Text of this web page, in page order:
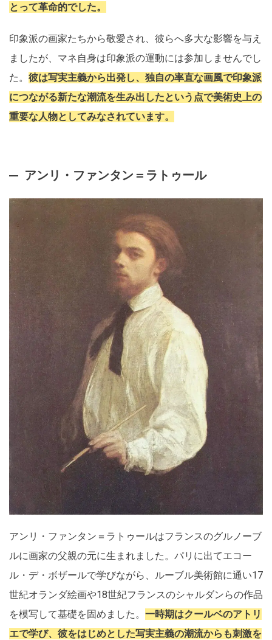
とって革命的でした。
印象派の画家たちから敬愛され、彼らへ多大な影響を与え
ましたが、マネ自身は印象派の運動には参加しませんでし
た。 彼は写実主義から出発し、独自の率直な画風で印象派
につながる新たな潮流を生み出したという点で美術史上の
重要な人物としてみなされています。
アンリ・ファンタン＝ラトゥール
アンリ・ファンタン＝ラトゥールはフランスのグルノーブ
ルに画家の父親の元に生まれました。パリに出てエコー
ル・デ・ボザールで学びながら、ルーブル美術館に通い17
世紀オランダ絵画や18世紀フランスのシャルダンらの作品
を模写して基礎を固めました。 一時期はクールベのアトリ
エで学び、彼をはじめとした写実主義の潮流からも刺激を